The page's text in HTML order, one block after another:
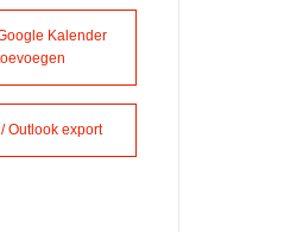
Kalender
Outlook export